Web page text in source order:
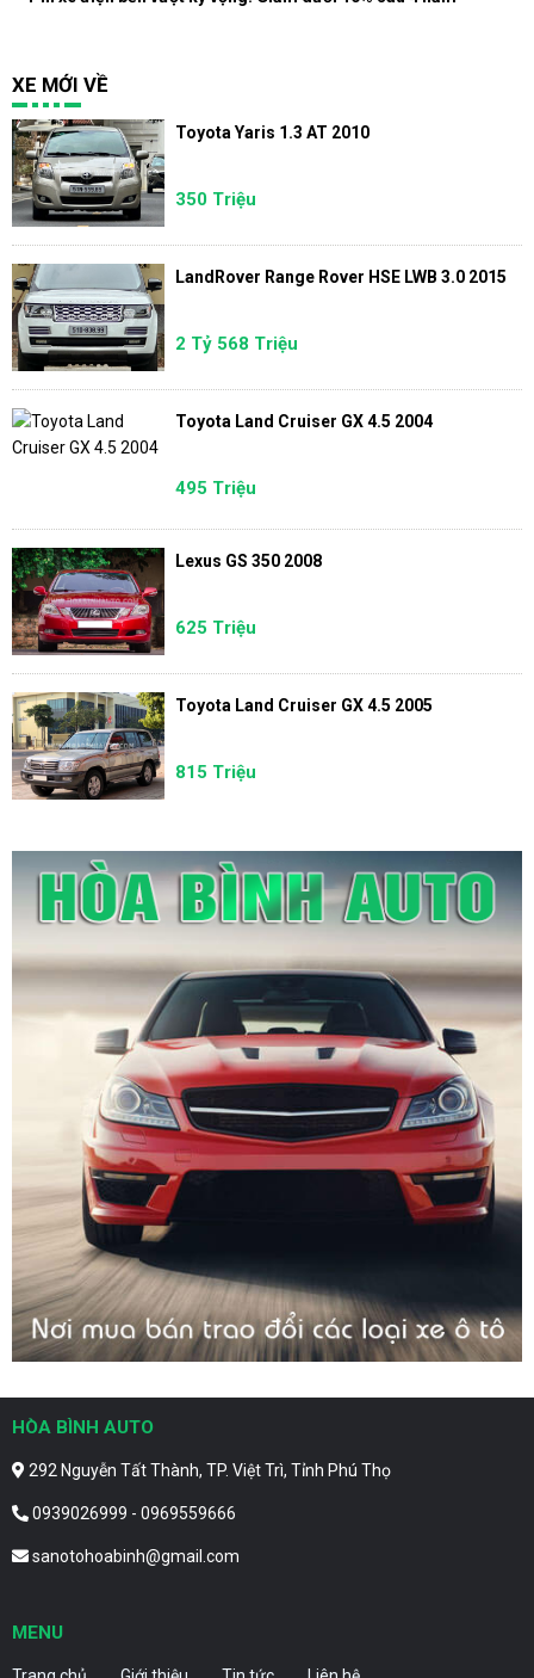
XE MỚI VỀ
Toyota Yaris 1.3 AT 2010
350 Triệu
LandRover Range Rover HSE LWB 3.0 2015
2 Tỷ 568 Triệu
Toyota Land Cruiser GX 4.5 2004
495 Triệu
Lexus GS 350 2008
625 Triệu
Toyota Land Cruiser GX 4.5 2005
815 Triệu
HÒA BÌNH AUTO
292 Nguyễn Tất Thành, TP. Việt Trì, Tỉnh Phú Thọ
0939026999 - 0969559666
sanotohoabinh@gmail.com
MENU